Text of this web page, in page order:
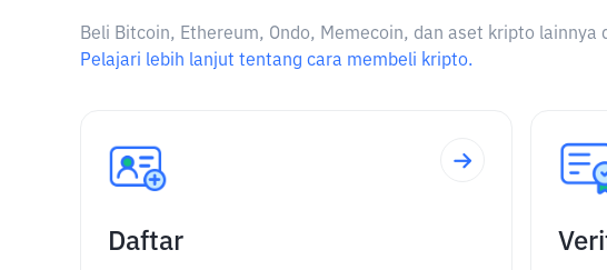
Beli Bitcoin, Ethereum, Ondo, Memecoin, dan aset kripto
Pelajari lebih lanjut tentang cara membeli kripto.
Daftar